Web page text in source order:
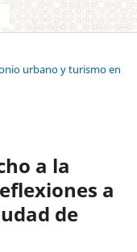
urbano y turismo en
a la
a
de